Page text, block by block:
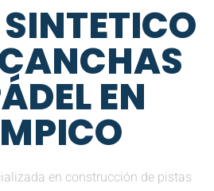
EN
en construcción de pistas